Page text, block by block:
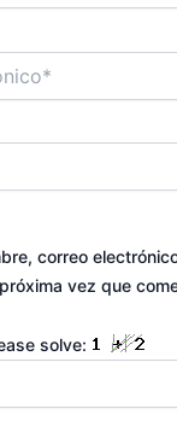
correo
vez que
solve: